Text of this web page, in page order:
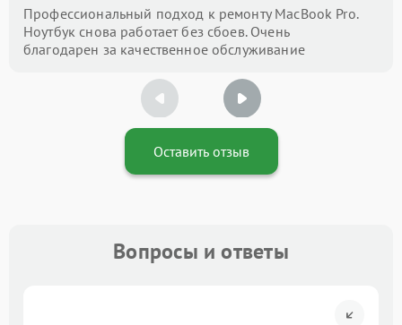
Профессиональный подход к ремонту MacBook Pro.
Ноутбук снова работает без сбоев. Очень
благодарен за качественное обслуживание
Оставить отзыв
Вопросы и ответы